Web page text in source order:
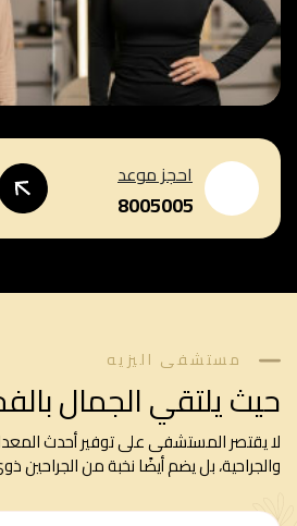
احجز موعد
8005005
مستشفى اليزيه
حيث يلتقي الجمال
لا يقتصر المستشفى على توفير أحدث
والجراحية، بل يضم أيضًا نخبة من الجراحين